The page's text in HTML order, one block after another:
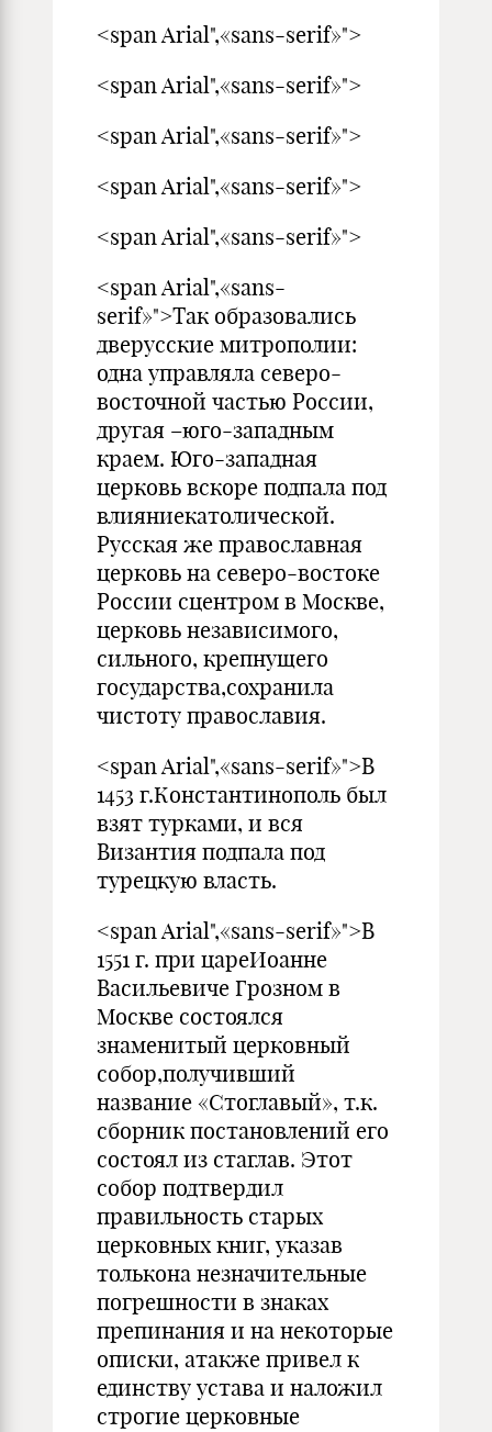
<span Arial",«sans-serif»">
<span Arial",«sans-serif»">
<span Arial",«sans-serif»">
<span Arial",«sans-serif»">
<span Arial",«sans-serif»">
<span Arial",«sans-
serif»">Так образовались
дверусские митрополии:
одна управляла северо-
восточной частью России,
другая –юго-западным
краем. Юго-западная
церковь вскоре подпала под
влияниекатолической.
Русская же православная
церковь на северо-востоке
России сцентром в Москве,
церковь независимого,
сильного, крепнущего
государства,сохранила
чистоту православия.
<span Arial",«sans-serif»">В
1453 г.Константинополь был
взят турками, и вся
Византия подпала под
турецкую власть.
<span Arial",«sans-serif»">В
1551 г. при цареИоанне
Васильевиче Грозном в
Москве состоялся
знаменитый церковный
собор,получивший
название «Стоглавый», т.к.
сборник постановлений его
состоял из стаглав. Этот
собор подтвердил
правильность старых
церковных книг, указав
толькона незначительные
погрешности в знаках
препинания и на некоторые
описки, атакже привел к
единству устава и наложил
строгие церковные